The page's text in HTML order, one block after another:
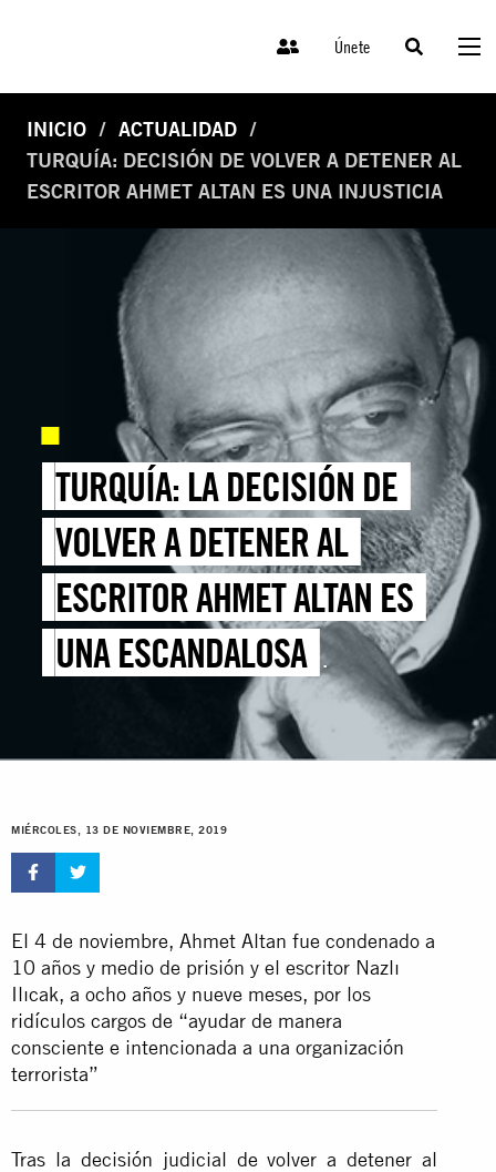
Únete
INICIO
ACTUALIDAD
TURQUÍA: DECISIÓN DE VOLVER A DETENER AL
ESCRITOR AHMET ALTAN ES UNA INJUSTICIA
TURQUÍA: LA DECISIÓN DE
VOLVER A DETENER AL
ESCRITOR AHMET ALTAN ES
UNA ESCANDALOSA
MIÉRCOLES, 13 DE NOVIEMBRE, 2019
El 4 de noviembre, Ahmet Altan fue condenado a
10 años y medio de prisión y el escritor Nazlı
Ilıcak, a ocho años y nueve meses, por los
ridículos cargos de “ayudar de manera
consciente e intencionada a una organización
terrorista”
Tras la decisión judicial de volver a detener al